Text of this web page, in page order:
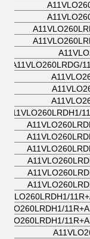
A11VLO260LRDG/
A11VLO260LRDH1/